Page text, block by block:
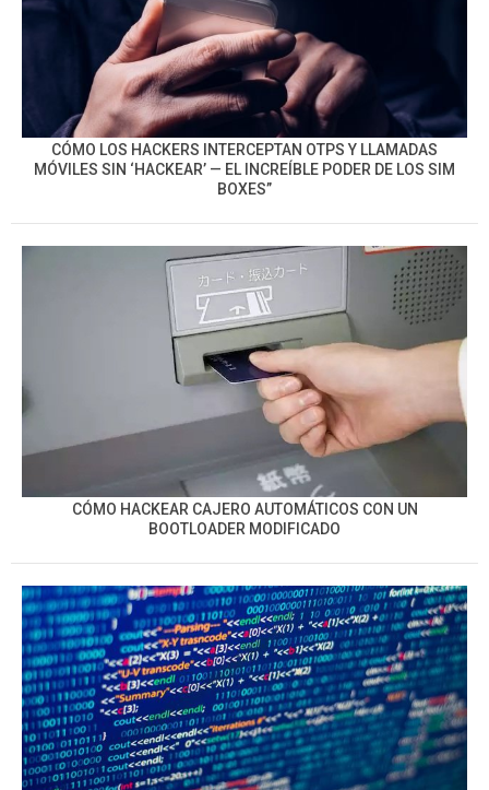
CÓMO LOS HACKERS INTERCEPTAN OTPS Y LLAMADAS
MÓVILES SIN ‘HACKEAR’ — EL INCREÍBLE PODER DE LOS SIM
BOXES”
CÓMO HACKEAR CAJERO AUTOMÁTICOS CON UN
BOOTLOADER MODIFICADO